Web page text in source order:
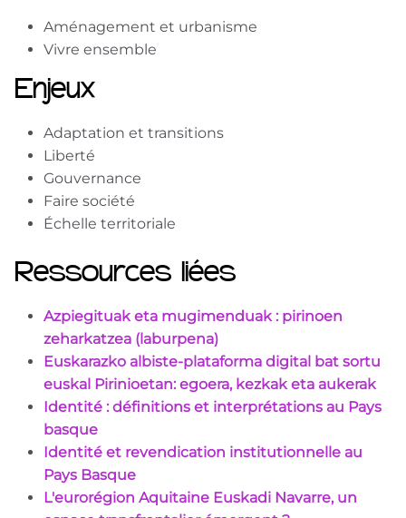
Aménagement et urbanisme
Vivre ensemble
Enjeux
Adaptation et transitions
Liberté
Gouvernance
Faire société
Échelle territoriale
Ressources liées
Azpiegituak eta mugimenduak : pirinoen
zeharkatzea (laburpena)
Euskarazko albiste-plataforma digital bat sortu
euskal Pirinioetan: egoera, kezkak eta aukerak
Identité : définitions et interprétations au Pays
basque
Identité et revendication institutionnelle au
Pays Basque
L'eurorégion Aquitaine Euskadi Navarre, un